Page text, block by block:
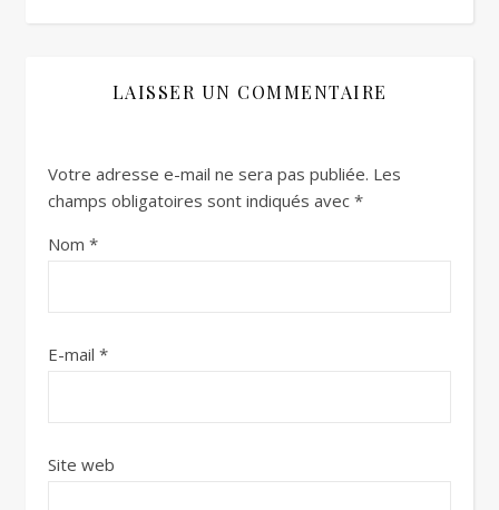
LAISSER UN COMMENTAIRE
Votre adresse e-mail ne sera pas publiée. Les
champs obligatoires sont indiqués avec *
Nom *
E-mail *
Site web